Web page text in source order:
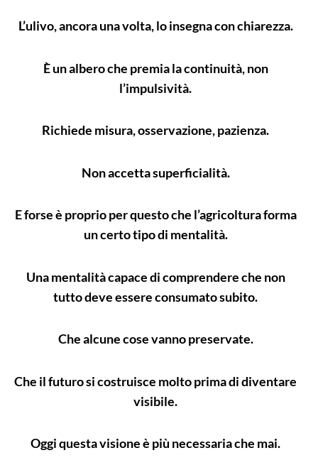
L’ulivo, ancora una volta, lo insegna con chiarezza.
È un albero che premia la continuità, non
l’impulsività.
Richiede misura, osservazione, pazienza.
Non accetta superficialità.
E forse è proprio per questo che l’agricoltura forma
un certo tipo di mentalità.
Una mentalità capace di comprendere che non
tutto deve essere consumato subito.
Che alcune cose vanno preservate.
Che il futuro si costruisce molto prima di diventare
visibile.
Oggi questa visione è più necessaria che mai.